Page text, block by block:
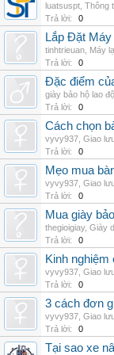
luatsuspt Thông
Trả lời:
0
Lắp Đặt
tinhtrieuan Máy
Trả lời:
0
Đặc điểm
giày bảo hộ lao
Trả lời:
0
Cách chọn
vyvy937 Giao
Trả lời:
0
Mẹo mua
vyvy937 Giao
Trả lời:
0
Mua giày
thegioigiay, Giày
Trả lời:
0
Kinh
vyvy937 Giao
Trả lời:
0
3 cách đơn
vyvy937 Giao
Trả lời:
0
Tại sao xe